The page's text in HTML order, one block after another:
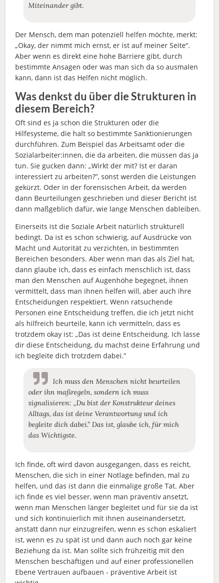
Miteinander gibt.
Der Mensch, dem man potenziell helfen möchte, merkt:
„Okay, der nimmt mich ernst, er ist auf meiner Seite“.
Aber wenn es direkt eine hohe Barriere gibt, durch
bestimmte Ansagen oder was man sich da so ausmalen
kann, dann ist das Helfen nicht möglich.
Was denkst du über die Strukturen in
diesem Bereich?
Oft sind es ja schon die Strukturen oder die
Hilfesysteme, die halt so bestimmte Sanktionierungen
durchführen. Zum Beispiel das Arbeitsamt oder die
Sozialarbeiter:innen, die da arbeiten, die müssen das ja
tun. Sie gucken dann: „Wirkt der mit? Ist er daran
interessiert zu arbeiten?”, sonst werden die Leistungen
gekürzt. Oder in der forensischen Arbeit, da werden
dann Beurteilungen geschrieben und dieser Bericht ist
dann maßgeblich dafür, wie lange Menschen dableiben.
Einerseits ist die Soziale Arbeit natürlich strukturell
bedingt. Da ist es schon schwierig, auf Ausdrücke von
Macht und Autorität zu verzichten, in bestimmten
Bereichen besonders. Aber wenn man das als Ziel hat,
dann glaube ich, dass es einfach menschlich ist, dass
man den Menschen auf Augenhöhe begegnet, ihnen
vermittelt, dass man ihnen helfen will, aber auch ihre
Entscheidungen respektiert. Wenn ratsuchende
Personen eine Entscheidung treffen, die ich jetzt nicht
als hilfreich beurteile, kann ich vermitteln, dass es
trotzdem okay ist: „Das ist deine Entscheidung. Ich lasse
dir diese Entscheidung, du machst deine Erfahrung und
ich begleite dich trotzdem dabei.”
Ich muss den Menschen nicht beurteilen
oder ihn maßregeln, sondern ich muss
signalisieren: „Du bist der Konstrukteur deines
Alltags, das ist deine Verantwortung und ich
begleite dich dabei.” Das ist, glaube ich, für mich
das Wichtigste.
Ich finde, oft wird davon ausgegangen, dass es reicht,
Menschen, die sich in einer Notlage befinden, mal zu
helfen, und das ist dann die einmalige große Tat. Aber
ich finde es viel besser, wenn man präventiv ansetzt,
wenn man Menschen länger begleitet und für sie da ist
und sich kontinuierlich mit ihnen auseinandersetzt,
anstatt dann nur einzugreifen, wenn es schon eskaliert
ist, wenn es zu spät ist und dann auch noch gar keine
Beziehung da ist. Man sollte sich frühzeitig mit den
Menschen beschäftigen und auf einer professionellen
Ebene Vertrauen aufbauen - präventive Arbeit ist